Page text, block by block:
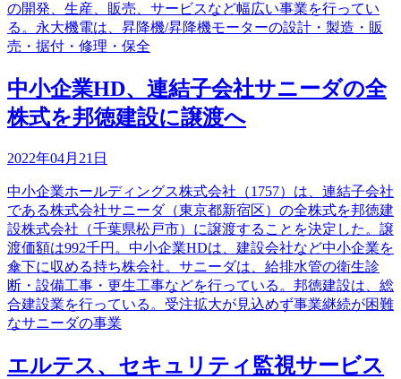
の開発、生産、販売、サービスなど幅広い事業を行ってい
る。永大機電は、昇降機/昇降機モーターの設計・製造・販
売・据付・修理・保全
中小企業HD、連結子会社サニーダの全
株式を邦徳建設に譲渡へ
2022年04月21日
中小企業ホールディングス株式会社（1757）は、連結子会社
である株式会社サニーダ（東京都新宿区）の全株式を邦徳建
設株式会社（千葉県松戸市）に譲渡することを決定した。譲
渡価額は992千円。中小企業HDは、建設会社など中小企業を
傘下に収める持ち株会社。サニーダは、給排水管の衛生診
断・設備工事・更生工事などを行っている。邦徳建設は、総
合建設業を行っている。受注拡大が見込めず事業継続が困難
なサニーダの事業
エルテス、セキュリティ監視サービス